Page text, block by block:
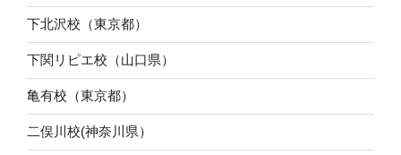
下北沢校（東京都）
下関リピエ校（山口県）
亀有校（東京都）
二俣川校(神奈川県）